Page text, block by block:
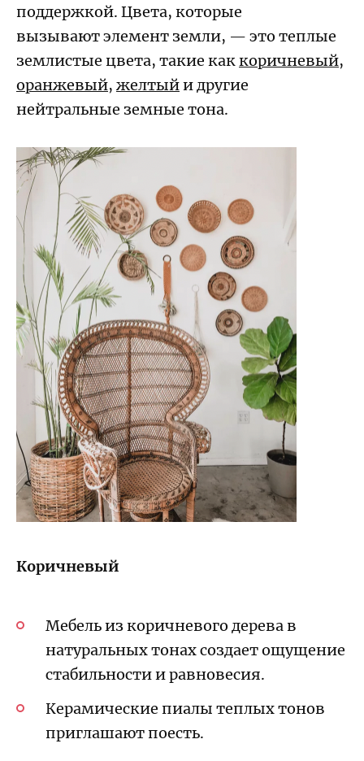
поддержкой. Цвета, которые
вызываютэлемент земли, — это теплые
землистые цвета, такие каккоричневый,
оранжевый, желтыйи другие
нейтральные земные тона.
Коричневый
Мебель из коричневого дерева в
натуральных тонах создает ощущение
стабильности и равновесия.
Керамические пиалы теплых тонов
приглашают поесть.